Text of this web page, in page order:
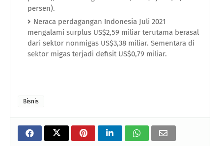
persen).
Neraca perdagangan Indonesia Juli 2021
mengalami surplus US$2,59 miliar terutama berasal
dari sektor nonmigas US$3,38 miliar. Sementara di
sektor migas terjadi defisit US$0,79 miliar.
Bisnis